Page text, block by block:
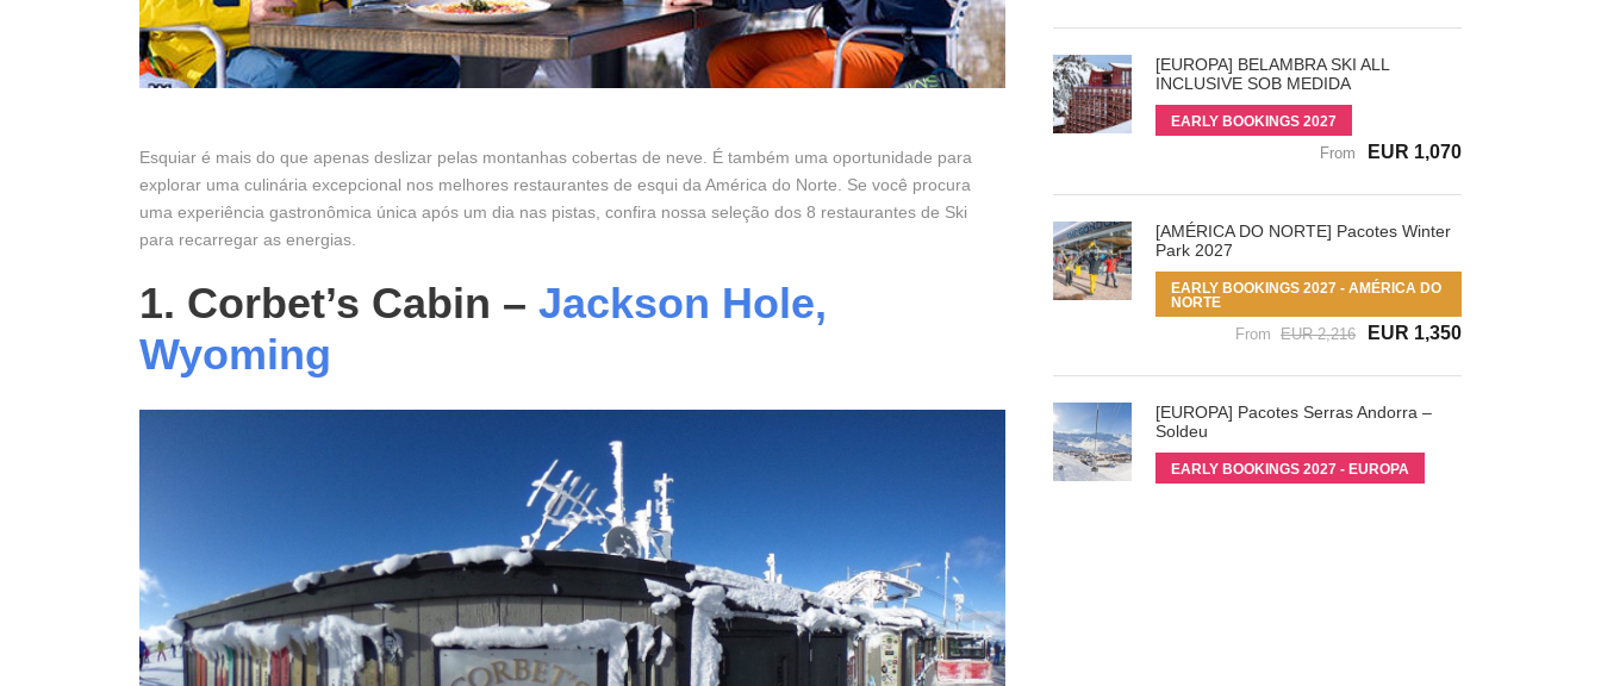
Esquiar é mais do que apenas deslizar pelas montanhas cobertas de neve. É também uma oportunidade para
explorar uma culinária excepcional nos melhores restaurantes de esqui da América do Norte. Se você procura
uma experiência gastronômica única após um dia nas pistas, confira nossa seleção dos 8 restaurantes de Ski
para recarregar as energias.
1. Corbet’s Cabin – Jackson Hole,
Wyoming
[EUROPA] BELAMBRA SKI ALL
INCLUSIVE SOB MEDIDA
EARLY BOOKINGS 2027
From EUR 1,070
[AMÉRICA DO NORTE] Pacotes Winter
Park 2027
EARLY BOOKINGS 2027 - AMÉRICA DO
NORTE
From EUR 2,216 EUR 1,350
[EUROPA] Pacotes Serras Andorra –
Soldeu
EARLY BOOKINGS 2027 - EUROPA